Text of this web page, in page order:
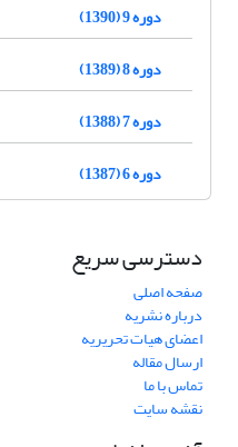
دوره 9 (1390)
دوره 8 (1389)
دوره 7 (1388)
دوره 6 (1387)
دسترسی سریع
صفحه اصلی
درباره نشریه
اعضای هیات تحریریه
ارسال مقاله
تماس با ما
نقشه سایت